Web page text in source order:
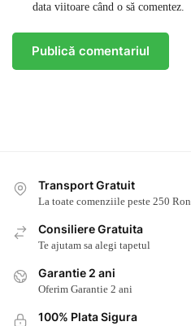
data viitoare când o să comentez.
Transport Gratuit
La toate comenziile peste 250 Ron
Consiliere Gratuita
Te ajutam sa alegi tapetul
Garantie 2 ani
Oferim Garantie 2 ani
100% Plata Sigura